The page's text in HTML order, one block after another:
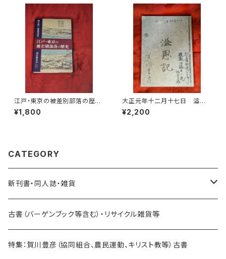
江戸・東京の被差別部落の歴
史 弾左衛門と被差別民衆
浦本誉至史著 明石書店
¥1,800
大正元年十二月十七日 溢恩
記 賀川豊彦 賀川豊彦記念・
松沢資料館刊
¥2,200
CATEGORY
新刊書・同人誌・雑貨
乗り物関連
海外：旅行・文化・地理・歴史関連
古書（バーゲンブック等含む）・リサイクル雑貨等
特集：賀川豊彦（協同組合、農民運動、キリスト教等）古書